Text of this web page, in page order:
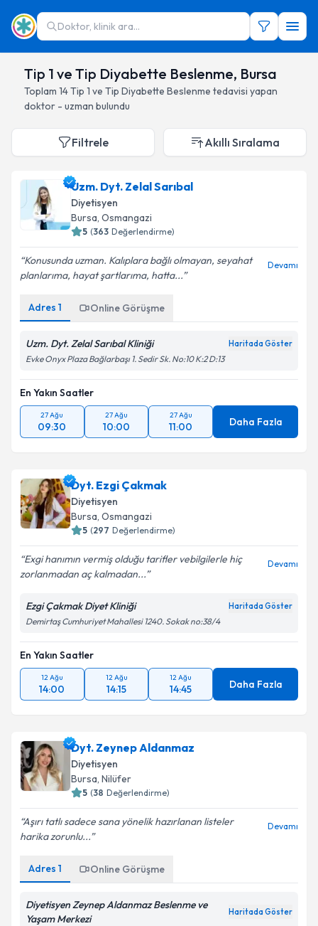
Doktor, klinik ara...
Tip 1 ve Tip Diyabette Beslenme, Bursa
Toplam 14Tip 1 ve Tip Diyabette Beslenme tedavisi yapan
doktor - uzman bulundu
Filtrele Akıllı Sıralama
Uzm. Dyt. Zelal Sarıbal
Diyetisyen
Bursa, Osmangazi
5 (363 Değerlendirme)
Konusunda uzman. Kalıplara bağlı olmayan, seyahat
planlarıma, hayat şartlarıma, hatta...
Devamı
Adres 1 Online Görüşme
Uzm. Dyt. Zelal Sarıbal Kliniği Haritada Göster
Evke Onyx Plaza Bağlarbaşı 1. Sedir Sk. No:10 K:2 D:13
En Yakın Saatler
27 Ağu
09:30
27 Ağu
10:00
27 Ağu
11:00 Daha Fazla
Dyt. Ezgi Çakmak
Diyetisyen
Bursa, Osmangazi
5 (297 Değerlendirme)
Exgi hanımın vermiş olduğu tarifler vebilgilerle hiç
zorlanmadan aç kalmadan...
Devamı
Ezgi Çakmak Diyet Kliniği Haritada Göster
Demirtaş Cumhuriyet Mahallesi 1240. Sokak no:38/4
En Yakın Saatler
12 Ağu
14:00
12 Ağu
14:15
12 Ağu
14:45 Daha Fazla
Dyt. Zeynep Aldanmaz
Diyetisyen
Bursa, Nilüfer
5 (38 Değerlendirme)
Aşırı tatlı sadece sana yönelik hazırlanan listeler
harika zorunlu...
Devamı
Adres 1 Online Görüşme
Diyetisyen Zeynep Aldanmaz Beslenme ve
Yaşam Merkezi
Haritada Göster